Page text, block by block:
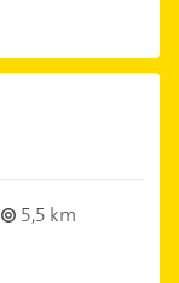
5,5 km